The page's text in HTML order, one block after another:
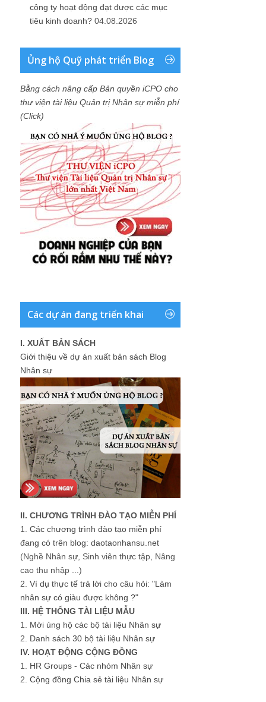
công ty hoạt động đạt được các mục
tiêu kinh doanh? 04.08.2026
Ủng hộ Quỹ phát triển Blog
Bằng cách nâng cấp Bản quyền iCPO cho
thư viện tài liệu Quản trị Nhân sự miễn phí
(Click)
Các dự án đang triển khai
I. XUẤT BẢN SÁCH
Giới thiệu về dự án xuất bản sách Blog
Nhân sự
II. CHƯƠNG TRÌNH ĐÀO TẠO MIỄN PHÍ
1. Các chương trình đào tạo miễn phí
đang có trên blog: daotaonhansu.net
(Nghề Nhân sự, Sinh viên thực tập, Nâng
cao thu nhập ...)
2. Ví dụ thực tế trả lời cho câu hỏi: "Làm
nhân sự có giàu được không ?"
III. HỆ THỐNG TÀI LIỆU MẪU
1. Mời ủng hộ các bộ tài liệu Nhân sự
2. Danh sách 30 bộ tài liệu Nhân sự
IV. HOẠT ĐỘNG CỘNG ĐỒNG
1. HR Groups - Các nhóm Nhân sự
2. Cộng đồng Chia sẻ tài liệu Nhân sự